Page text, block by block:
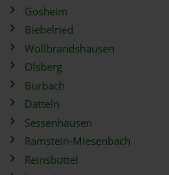
Gosheim
Biebelried
Wollbrandshausen
Olsberg
Burbach
Datteln
Sessenhausen
Ramstein-Miesenbach
Reinsbüttel